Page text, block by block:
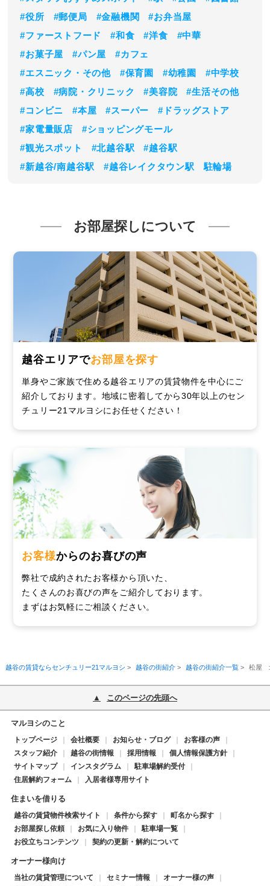
#役所
#郵便局 #金融機関
#お弁当屋
#ファーストフード
#和食 #洋食
#中華
#お菓子屋
#パン屋
#カフェ
#エスニック・その他
#保育園 #幼稚園
#中学校
#高校
#病院・クリニック #美容院
#生活その他
#コンビニ
#本屋 #スーパー
#ドラッグストア
#家電量販店
#ショッピングモール
#観光スポット
#北越谷駅
#越谷駅
#新越谷/南越谷駅
#越谷レイクタウン駅 駐輪場
お部屋探しについて
越谷エリアでお部屋を探す
単身やご家族で住める越谷エリアの賃貸物件を中心にご
紹介しております。地域に密着してから30年以上のセン
チュリー21マルヨシにお任せください！
お客様からのお喜びの声
弊社で成約されたお客様から頂いた、
たくさんのお喜びの声をご紹介しております。
まずはお気軽にご相談ください。
越谷の賃貸ならセンチュリー21マルヨシ > 越谷の街紹介> 越谷の街紹介一覧> 松屋
このページの先頭へ
マルヨシのこと
トップページ 会社概要 お知らせ・ブログ
お客様の声
スタッフ紹介
越谷の街情報 採用情報
個人情報保護方針
サイトマップ
インスタグラム
駐車場解約受付
住居解約フォーム
入居者様専用サイト
住まいを借りる
越谷の賃貸物件検索サイト 条件から探す
町名から探す
お部屋探し依頼
お気に入り物件
駐車場一覧
お役立ちコンテンツ
契約の更新・解約について
オーナー様向け
当社の賃貸管理について セミナー情報
オーナー様の声